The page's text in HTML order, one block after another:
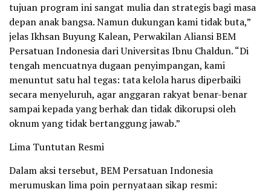
tujuan program ini sangat mulia dan strategis bagi masa
depan anak bangsa. Namun dukungan kami tidak buta,”
jelas Ikhsan Buyung Kalean, Perwakilan Aliansi BEM
Persatuan Indonesia dari Universitas Ibnu Chaldun. “Di
tengah mencuatnya dugaan penyimpangan, kami
menuntut satu hal tegas: tata kelola harus diperbaiki
secara menyeluruh, agar anggaran rakyat benar-benar
sampai kepada yang berhak dan tidak dikorupsi oleh
oknum yang tidak bertanggung jawab.”
Lima Tuntutan Resmi
Dalam aksi tersebut, BEM Persatuan Indonesia
merumuskan lima poin pernyataan sikap resmi: